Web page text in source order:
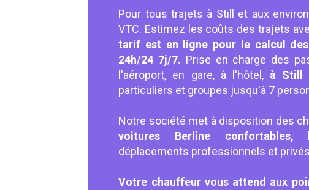
Pour tous trajets à Still et aux
VTC. Estimez les coûts des trajets
tarif est en ligne pour le calcul
24h/24 7j/7. Prise en charge des
l'aéroport, en gare, à l'hôtel,à Still
particuliers et groupes jusqu'à 7
Notre société met à disposition des
voitures Berline confortables,
déplacements professionnels et
Votre chauffeur vous attend aux